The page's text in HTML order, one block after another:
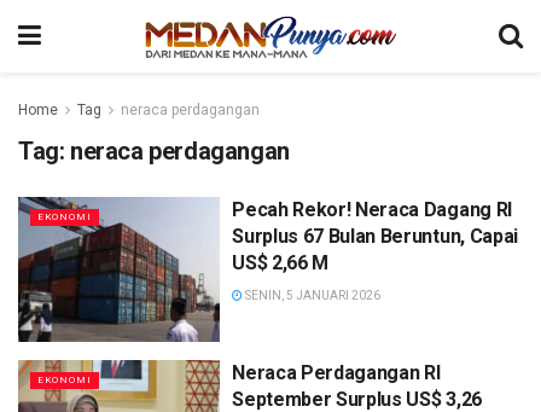
Home Tag neraca perdagangan
Tag: neraca perdagangan
EKONOMI
Pecah Rekor! Neraca Dagang RI
Surplus 67 Bulan Beruntun, Capai
US$ 2,66 M
SENIN, 5 JANUARI 2026
EKONOMI
Neraca Perdagangan RI
September Surplus US$ 3,26